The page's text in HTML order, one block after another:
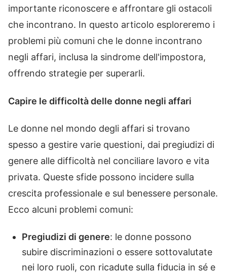
importante riconoscere e affrontare gli ostacoli
che incontrano. In questo articolo esploreremo i
problemi più comuni che le donne incontrano
negli affari, inclusa la sindrome dell'impostora,
offrendo strategie per superarli.
Capire le difficoltà delle donne negli affari
Le donne nel mondo degli affari si trovano
spesso a gestire varie questioni, dai pregiudizi di
genere alle difficoltà nel conciliare lavoro e vita
privata. Queste sfide possono incidere sulla
crescita professionale e sul benessere personale.
Ecco alcuni problemi comuni:
Pregiudizi di genere: le donne possono
subire discriminazioni o essere sottovalutate
nei loro ruoli, con ricadute sulla fiducia in sé e